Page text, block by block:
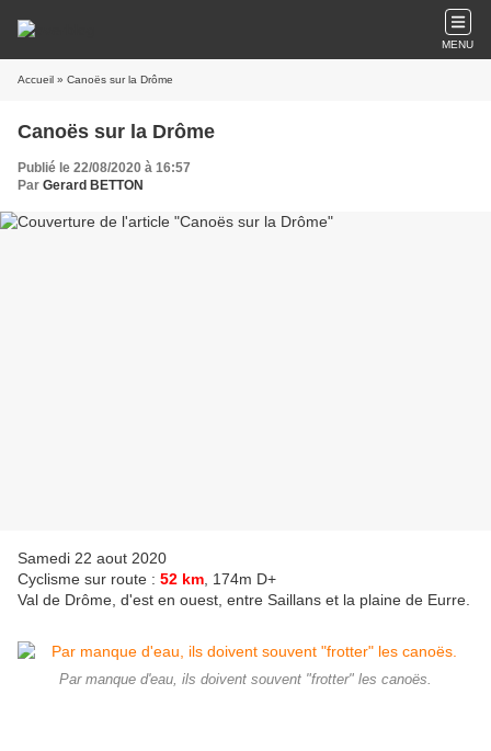
MENU
Accueil » Canoës sur la Drôme
Canoës sur la Drôme
Publié le 22/08/2020 à 16:57
Par Gerard BETTON
Samedi 22 aout 2020
Cyclisme sur route : 52 km , 174m D+
Val de Drôme, d'est en ouest, entre Saillans et la plaine de Eurre.
Par manque d'eau, ils doivent souvent "frotter" les canoës.